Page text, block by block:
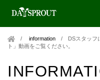
information / DSスタッフ
ト」動画をご覧ください。